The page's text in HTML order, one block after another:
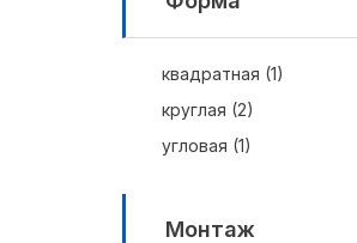
квадратная (1)
круглая (2)
угловая (1)
Монтаж